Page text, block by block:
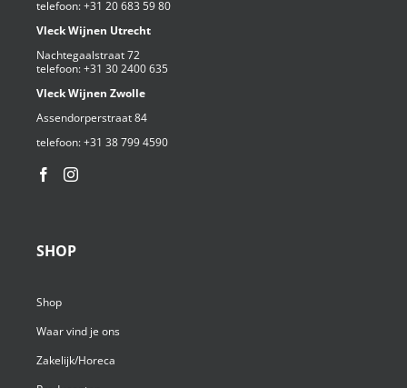
telefoon:+31 20 683 59 80
Vleck Wijnen Utrecht
Nachtegaalstraat 72
telefoon:+31 30 2400 635
Vleck Wijnen Zwolle
Assendorperstraat 84
telefoon:+31 38 799 4590⁩
SHOP
Shop
Waar vind je ons
Zakelijk/Horeca